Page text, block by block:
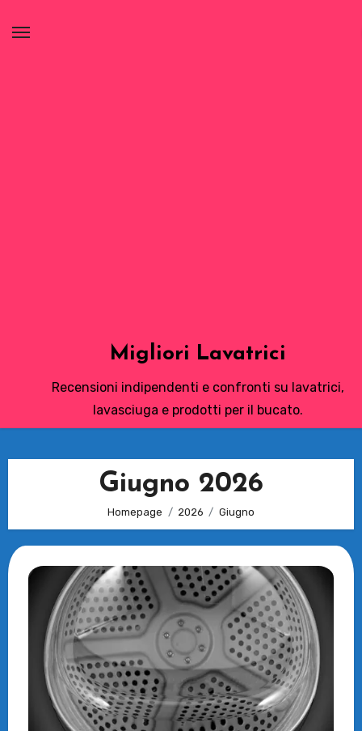
Migliori Lavatrici
Recensioni indipendenti e confronti su lavatrici,
lavasciuga e prodotti per il bucato.
Giugno 2026
Homepage 2026 Giugno